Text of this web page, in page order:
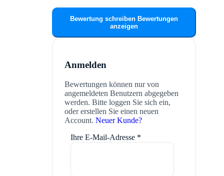
Bewertung schreiben Bewertungen
anzeigen
Anmelden
Bewertungen können nur von
angemeldeten Benutzern abgegeben
werden. Bitte loggen Sie sich ein,
oder erstellen Sie einen neuen
Account. Neuer Kunde?
Ihre E-Mail-Adresse *